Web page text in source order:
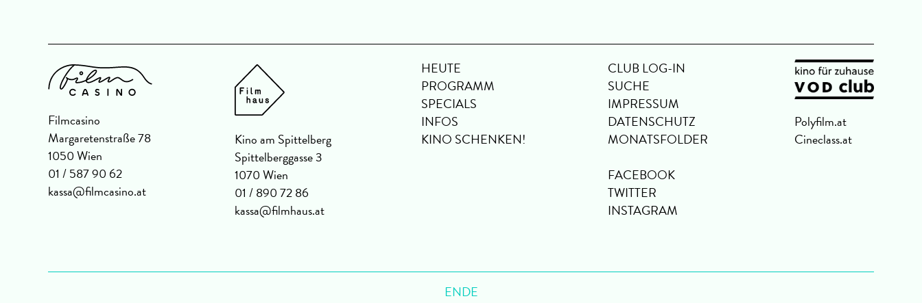
Filmcasino
Margaretenstraße 78
1050 Wien
01 / 587 90 62
kassa@filmcasino.at
Kino am Spittelberg
Spittelberggasse 3
1070 Wien
01 / 890 72 86
kassa@filmhaus.at
HEUTE
PROGRAMM
SPECIALS
INFOS
KINO SCHENKEN!
CLUB LOG-IN
SUCHE
IMPRESSUM
DATENSCHUTZ
MONATSFOLDER
FACEBOOK
TWITTER
INSTAGRAM
Polyfilm.at
Cineclass.at
ENDE